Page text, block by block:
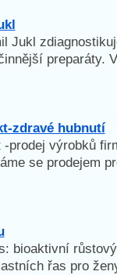
Jukl
preparáty.
zdravé hubnutí
-prodej výrobků
se prodejem
bioaktivní
řas pro